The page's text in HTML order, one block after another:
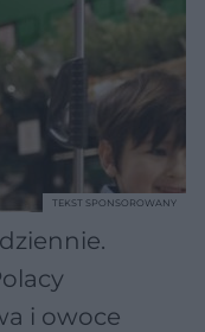
i owoce
TEKST SPONSOROWANY